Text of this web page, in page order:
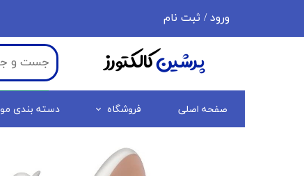
ورود / ثبت نام
حساب کاربری من
تغییر گذر واژه
سفارشات
خروج از حساب کاربری
صفحه اصلی فروشگاه دسته بندی
پرشینکالکتورز